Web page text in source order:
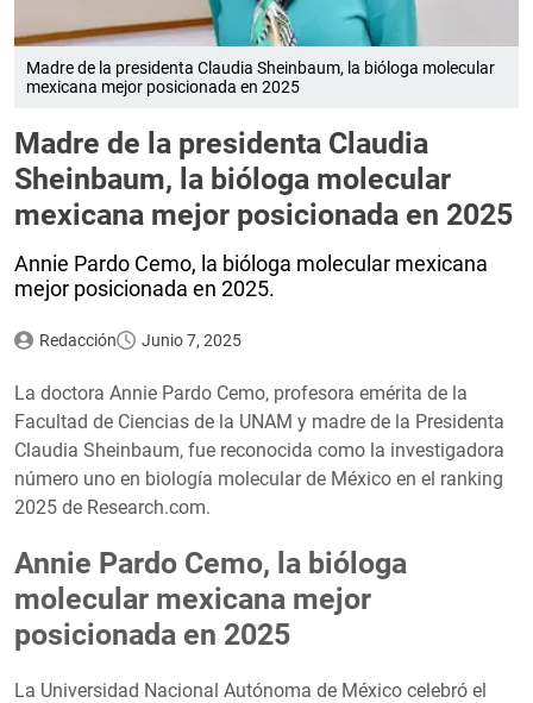
Madre de la presidenta Claudia Sheinbaum, la bióloga molecular
mexicana mejor posicionada en 2025
Madre de la presidenta Claudia
Sheinbaum, la bióloga molecular
mexicana mejor posicionada en 2025
Annie Pardo Cemo, la bióloga molecular mexicana
mejor posicionada en 2025.
Redacción Junio 7, 2025
La doctora Annie Pardo Cemo, profesora emérita de la
Facultad de Ciencias de la UNAM y madre de la Presidenta
Claudia Sheinbaum, fue reconocida como la investigadora
número uno en biología molecular de México en el ranking
2025 de Research.com.
Annie Pardo Cemo, la bióloga
molecular mexicana mejor
posicionada en 2025
La Universidad Nacional Autónoma de México celebró el